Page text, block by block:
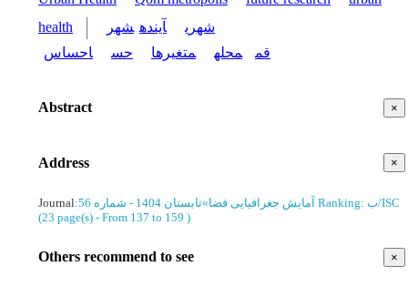
health
شهری آینده شهر
قم
محله متغیرها حس احساس
×
Abstract
×
Address
Journal: آمایش جغرافیایی فضا»تابستان 1404 - شماره 56
Ranking: ب/ISC
(‎23 page(s) - From 137 to 159 )
×
Others recommend to see